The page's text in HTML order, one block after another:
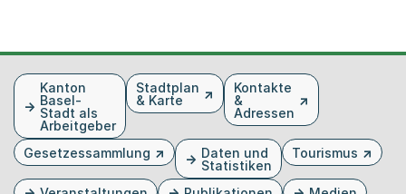
FusszeileKanton
Basel-
Stadt als
Arbeitgeber
Stadtplan
& Karte
Kontakte
&
Adressen
Gesetzessammlung
Daten und
Statistiken
Tourismus